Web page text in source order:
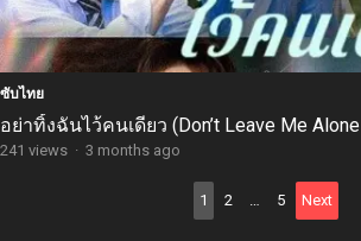
ซับไทย
อย่าทิ้งฉันไว้คนเดียว (Don’t Leave Me Alone
241 views · 3 months ago
1 2 … 5 Next